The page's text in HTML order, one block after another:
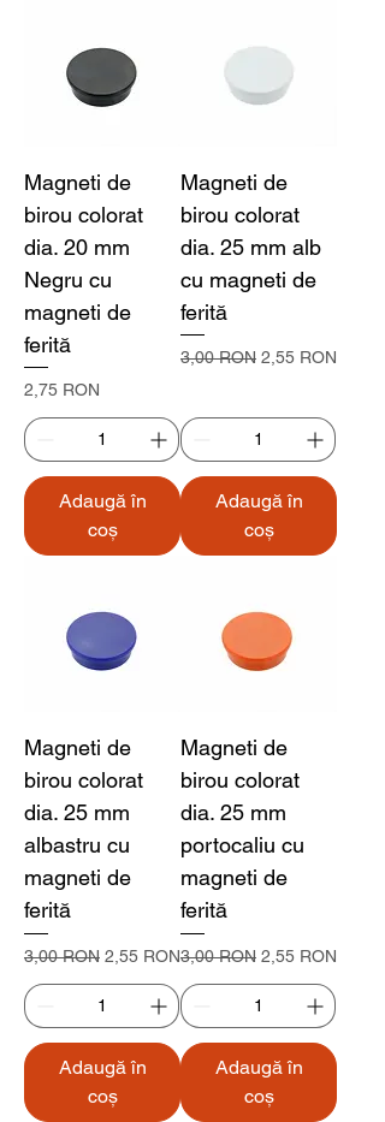
Magneti de
birou colorat
dia. 20 mm
Negru cu
magneti de
ferită
Preț
2,75 RON
Adaugă în
coș
Magneti de
birou colorat
dia. 25 mm alb
cu magneti de
ferită
Preț normal
3,00 RON Preț redus
2,55 RON
Adaugă în
coș
Magneti de
birou colorat
dia. 25 mm
albastru cu
magneti de
ferită
Preț normal
3,00 RON Preț redus
2,55 RON
Adaugă în
coș
Magneti de
birou colorat
dia. 25 mm
portocaliu cu
magneti de
ferită
Preț normal
3,00 RON Preț redus
2,55 RON
Adaugă în
coș